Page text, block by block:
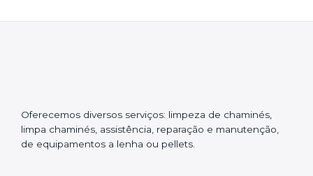
Oferecemos diversos serviços: limpeza de chaminés,
limpa chaminés, assistência, reparação e manutenção,
de equipamentos a lenha ou pellets.